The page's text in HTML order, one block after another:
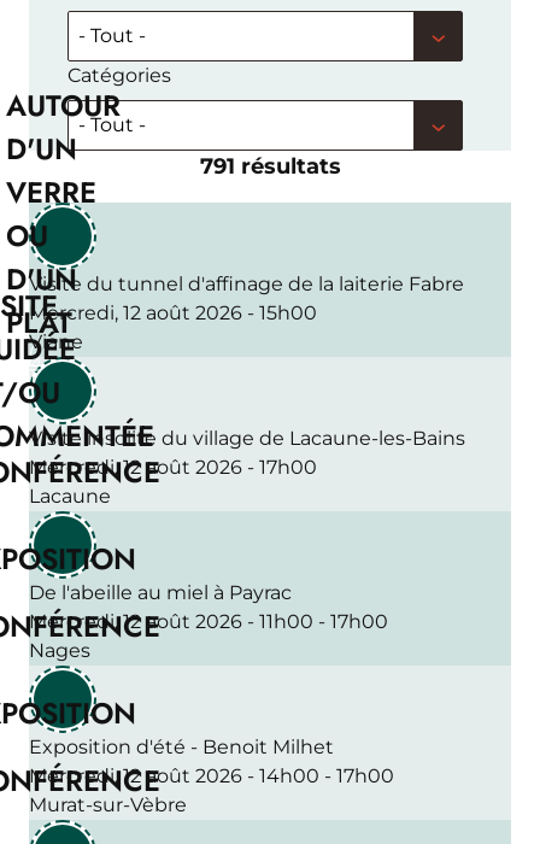
Catégories
791 résultats
AUTOUR
D'UN
VERRE
OU
D'UN
PLAT
Visite du tunnel d'affinage de la laiterie Fabre
Mercredi, 12 août 2026 - 15h00
Viane
OU
Visite insolite du village de Lacaune-les-Bains
Mercredi, 12 août 2026 - 17h00
Lacaune
De l'abeille au miel à Payrac
Mercredi, 12 août 2026 - 11h00 - 17h00
Nages
Exposition d'été - Benoit Milhet
Mercredi, 12 août 2026 - 14h00 - 17h00
Murat-sur-Vèbre